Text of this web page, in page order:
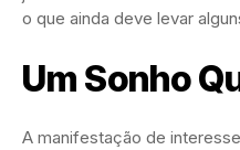
o que ainda deve levar
Um Sonho
A manifestação de